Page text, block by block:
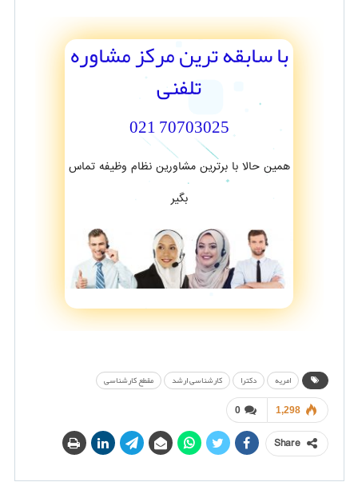
با سابقه ترین مرکز مشاوره
تلفنی
70703025 021
همین حالا با برترین مشاورین نظام وظیفه تماس
بگیر
امریه دکترا کارشناسی ارشد مقطع کارشناسی
0 1,298
Share